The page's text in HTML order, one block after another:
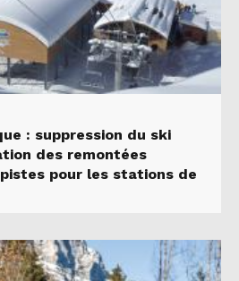
: suppression du ski
des remontées
pour les stations de